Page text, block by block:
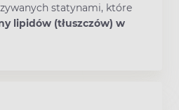
statynami, które
lipidów (tłuszczów) w